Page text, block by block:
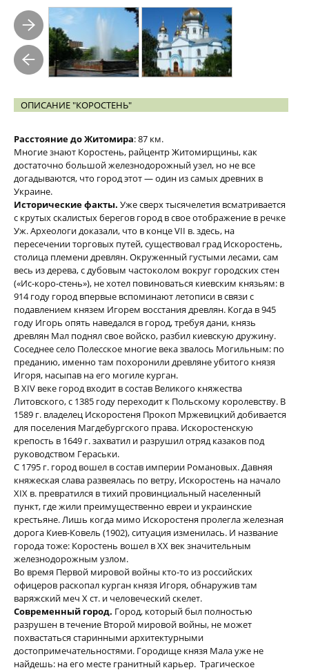
ОПИСАНИЕ "КОРОСТЕНЬ"
Расстояние до Житомира: 87 км.
Многие знают Коростень, райцентр Житомирщины, как
достаточно большой железнодорожный узел, но не все
догадываются, что город этот — один из самых древних в
Украине.
Исторические факты. Уже сверх тысячелетия всматривается
с крутых скалистых берегов город в свое отображение в речке
Уж. Археологи доказали, что в конце VII в. здесь, на
пересечении торговых путей, существовал град Искоростень,
столица племени древлян. Окруженный густыми лесами, сам
весь из дерева, с дубовым частоколом вокруг городских стен
(«Ис-коро-стень»), не хотел повиноваться киевским князьям: в
914 году город впервые вспоминают летописи в связи с
подавлением князем Игорем восстания древлян. Когда в 945
году Игорь опять наведался в город, требуя дани, князь
древлян Мал поднял свое войско, разбил киевскую дружину.
Соседнее село Полесское многие века звалось Могильным: по
преданию, именно там похоронили древляне убитого князя
Игоря, насыпав на его могиле курган.
В XIV веке город входит в состав Великого княжества
Литовского, с 1385 году переходит к Польскому королевству. В
1589 г. владелец Искоростеня Прокоп Мржевицкий добивается
для поселения Магдебургского права. Искоростенскую
крепость в 1649 г. захватил и разрушил отряд казаков под
руководством Гераськи.
С 1795 г. город вошел в состав империи Романовых. Давняя
княжеская слава развеялась по ветру, Искоростень на начало
ХІХ в. превратился в тихий провинциальный населенный
пункт, где жили преимущественно евреи и украинские
крестьяне. Лишь когда мимо Искоростеня пролегла железная
дорога Киев-Ковель (1902), ситуация изменилась. И название
города тоже: Коростень вошел в ХХ век значительным
железнодорожным узлом.
Во время Первой мировой войны кто-то из российских
офицеров раскопал курган князя Игоря, обнаружив там
варяжский меч Х ст. и человеческий скелет.
Современный город. Город, который был полностью
разрушен в течение Второй мировой войны, не может
похвастаться старинными архитектурными
достопримечательностями. Городище князя Мала уже не
найдешь: на его месте гранитный карьер. Трагическое